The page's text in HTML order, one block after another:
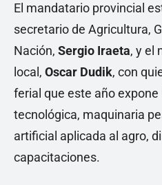
El mandatario provincial
secretario de Agricultura,
Nación, Sergio Iraeta, y el
local, Oscar Dudik, con
ferial que este año
tecnológica, maquinaria
artificial aplicada al agro,
capacitaciones.